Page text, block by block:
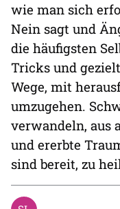
wie man sich
Nein sagt und
die häufigsten
Tricks und
Wege, mit
umzugehen.
verwandeln, aus
und ererbte
sind bereit, zu